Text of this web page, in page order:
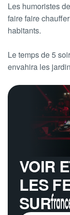
Les humoristes
faire faire
habitants.
Le temps de 5
envahira les
VOIR
LES
SUR